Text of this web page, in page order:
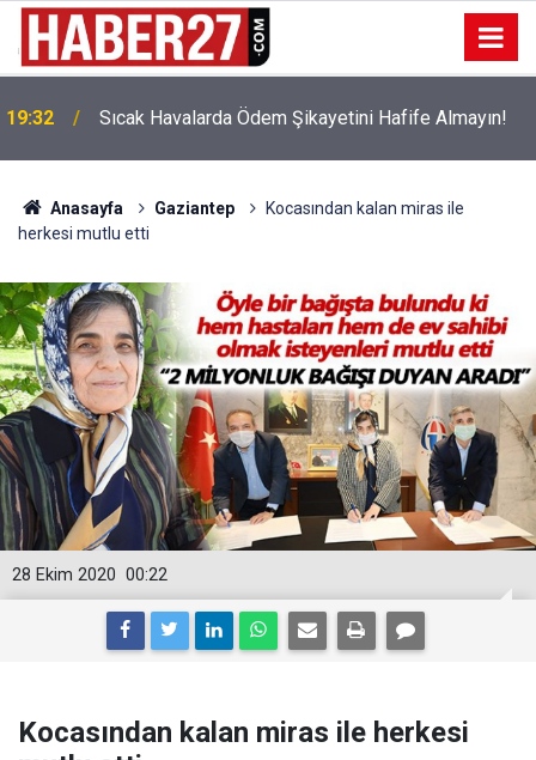
19:32 Sıcak Havalarda Ödem Şikayetini Hafife Almayın!
Anasayfa Gaziantep
Kocasından kalan miras ile
herkesi mutlu etti
00:22
28 Ekim 2020
Kocasından kalan miras ile herkesi